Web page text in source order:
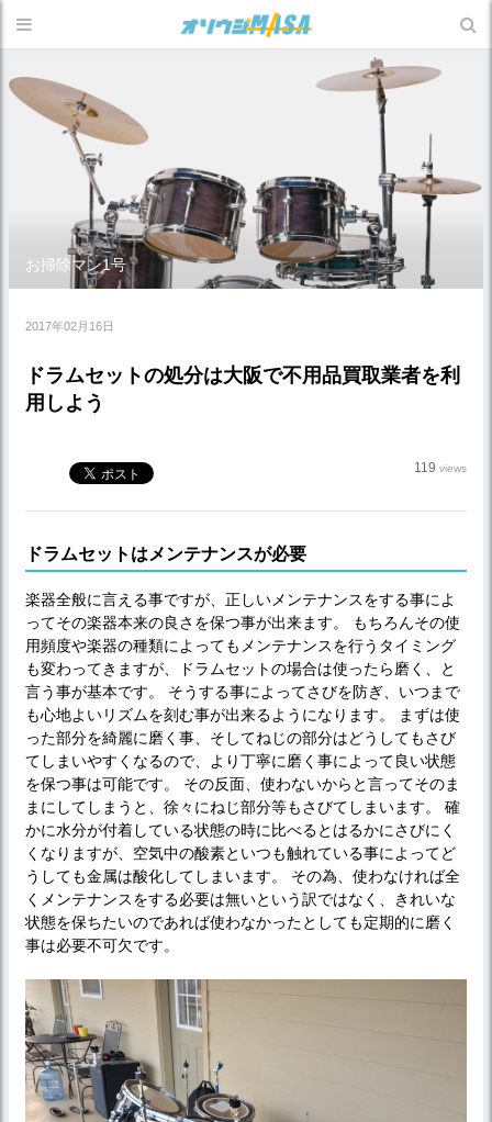
お掃除マン1号
2017年02月16日
ドラムセットの処分は大阪で不用品買取業者を利
用しよう
119 views
ドラムセットはメンテナンスが必要
楽器全般に言える事ですが、正しいメンテナンスをする事によ
ってその楽器本来の良さを保つ事が出来ます。 もちろんその使
用頻度や楽器の種類によってもメンテナンスを行うタイミング
も変わってきますが、ドラムセットの場合は使ったら磨く、と
言う事が基本です。 そうする事によってさびを防ぎ、いつまで
も心地よいリズムを刻む事が出来るようになります。 まずは使
った部分を綺麗に磨く事、そしてねじの部分はどうしてもさび
てしまいやすくなるので、より丁寧に磨く事によって良い状態
を保つ事は可能です。 その反面、使わないからと言ってそのま
まにしてしまうと、徐々にねじ部分等もさびてしまいます。 確
かに水分が付着している状態の時に比べるとはるかにさびにく
くなりますが、空気中の酸素といつも触れている事によってど
うしても金属は酸化してしまいます。 その為、使わなければ全
くメンテナンスをする必要は無いという訳ではなく、きれいな
状態を保ちたいのであれば使わなかったとしても定期的に磨く
事は必要不可欠です。